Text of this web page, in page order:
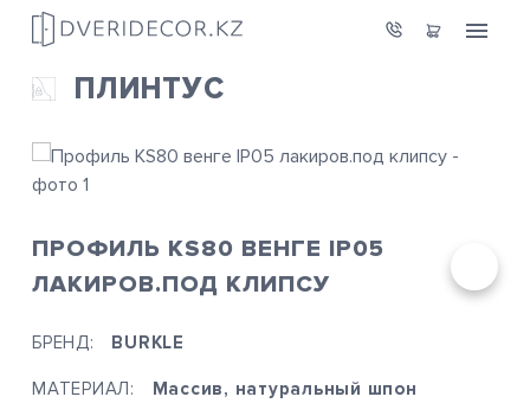
ПЛИНТУС
ПРОФИЛЬ KS80 ВЕНГЕ IP05
ЛАКИРОВ.ПОД КЛИПСУ
БРЕНД: BURKLE
МАТЕРИАЛ: Массив, натуральный шпон